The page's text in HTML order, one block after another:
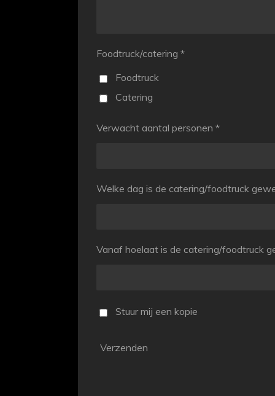
Foodtruck/catering *
Foodtruck
Catering
Verwacht aantal personen *
Welke dag is de catering/foodtruck
Vanaf hoelaat is de catering/foodtruck
Stuur mij een kopie
Verzenden